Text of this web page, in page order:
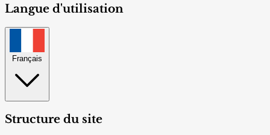
Langue d'utilisation
Français
Structure du site